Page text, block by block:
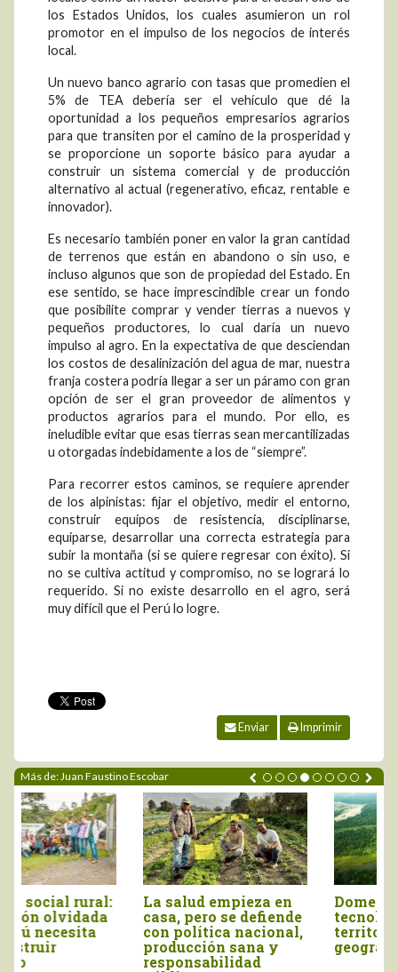
los Estados Unidos, los cuales asumieron un rol
promotor en el impulso de los negocios de interés
local.
Un nuevo banco agrario con tasas que promedien el
5% de TEA debería ser el vehículo que dé la
oportunidad a los pequeños empresarios agrarios
para que transiten por el camino de la prosperidad y
se proporcione un soporte básico para ayudar a
construir un sistema comercial y de producción
alternativo al actual (regenerativo, eficaz, rentable e
innovador).
Es necesario también poner en valor la gran cantidad
de terrenos que están en abandono o sin uso, e
incluso algunos que son de propiedad del Estado. En
ese sentido, se hace imprescindible crear un fondo
que posibilite comprar y vender tierras a nuevos y
pequeños productores, lo cual daría un nuevo
impulso al agro. En la expectativa de que desciendan
los costos de desalinización del agua de mar, nuestra
franja costera podría llegar a ser un páramo con gran
opción de ser el gran proveedor de alimentos y
productos agrarios para el mundo. Por ello, es
ineludible evitar que esas tierras sean mercantilizadas
u otorgadas indebidamente a los de “siempre”.
Para recorrer estos caminos, se requiere aprender
de los alpinistas: fijar el objetivo, medir el entorno,
construir equipos de resistencia, disciplinarse,
equiparse, desarrollar una correcta estrategia para
subir la montaña (si se quiere regresar con éxito). Si
no se cultiva actitud y compromiso, no se logrará lo
requerido. Si no existe desarrollo en el agro, será
muy difícil que el Perú lo logre.
Enviar Imprimir
Más de: Juan Faustino Escobar
La salud empieza en
casa, pero se defiende
con política nacional,
producción sana y
responsabilidad
Domesticación
tecnológica del
territorio: convertir
geografía en riqueza